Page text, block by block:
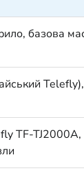
базова
TF-